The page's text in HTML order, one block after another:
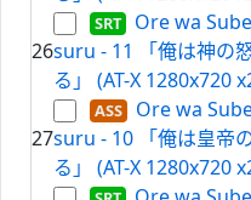
26
Ore wa
suru - 11 「俺は神の
る」 (AT-X 1280x720
27
Ore wa
suru - 10 「俺は皇帝
る」 (AT-X 1280x720